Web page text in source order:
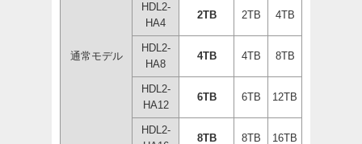
通常モデル
HDL2-
HA4
2TB 2TB 4TB
HDL2-
HA8
4TB 4TB 8TB
HDL2-
HA12
6TB 6TB 12TB
HDL2-
8TB 8TB 16TB